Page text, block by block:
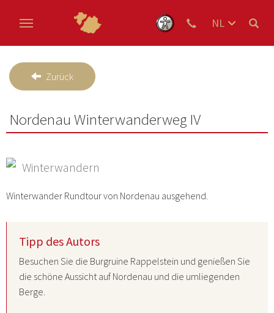
NL
Zurück
Nordenau Winterwanderweg IV
Winterwandern
Winterwander Rundtour von Nordenau ausgehend.
Tipp des Autors
Besuchen Sie die Burgruine Rappelstein und genießen Sie
die schöne Aussicht auf Nordenau und die umliegenden
Berge.